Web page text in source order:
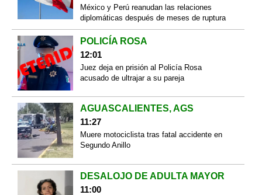
México y Perú reanudan las relaciones
diplomáticas después de meses de ruptura
POLICÍA ROSA
12:01
Juez deja en prisión al Policía Rosa
acusado de ultrajar a su pareja
AGUASCALIENTES, AGS
11:27
Muere motociclista tras fatal accidente en
Segundo Anillo
DESALOJO DE ADULTA MAYOR
11:00